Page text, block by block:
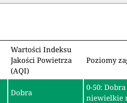
Wartości Indeksu
Jakości Powietrza
(AQI)
Poziomy
Dobra
0-50:
niewielkie